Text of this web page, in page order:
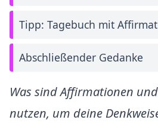
Tipp: Tagebuch mit
Abschließender Gedanke
Was sind Affirmationen
nutzen, um deine